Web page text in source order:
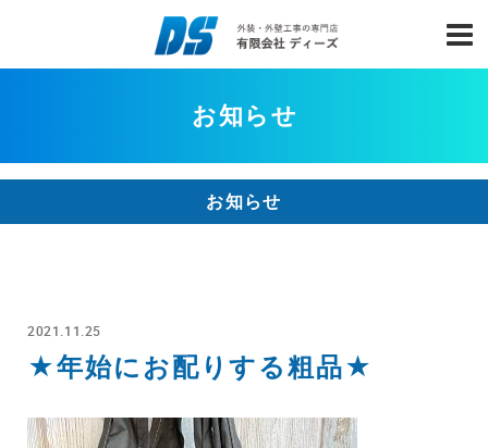
お知らせ
お知らせ
2021.11.25
★年始にお配りする粗品★